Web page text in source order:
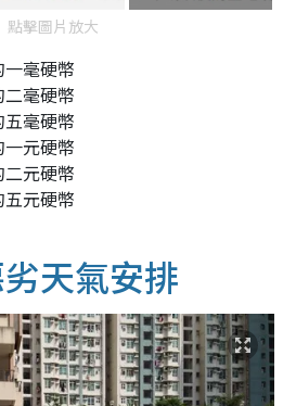
點擊圖片放大
毫硬幣
毫硬幣
毫硬幣
元硬幣
元硬幣
元硬幣
天氣安排